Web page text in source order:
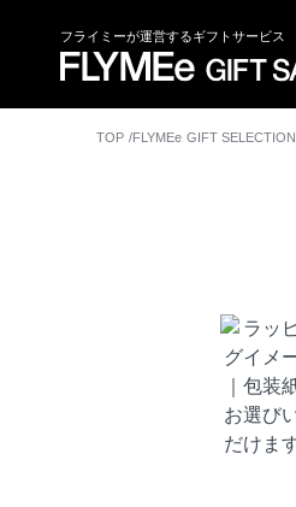
フライミーが運営するギフトサービス
TOP FLYMEe GIFT SELECTION